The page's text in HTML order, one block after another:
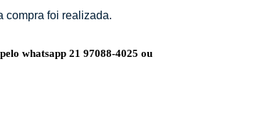
compra foi realizada.
whatsapp 21 97088-4025 ou